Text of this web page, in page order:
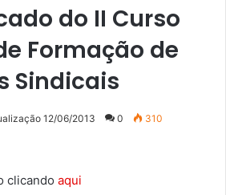
do II Curso
Formação de
Sindicais
12/06/2013 0 310
clicando aqui